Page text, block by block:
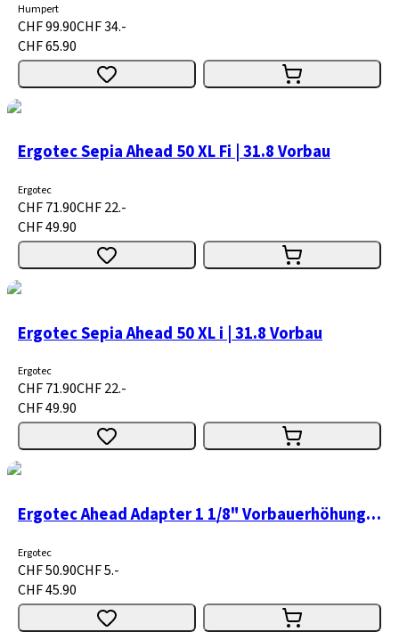
Humpert
CHF 99.90CHF 34.-
CHF 65.90
Ergotec Sepia Ahead 50 XL Fi | 31.8 Vorbau
Ergotec
CHF 71.90CHF 22.-
CHF 49.90
Ergotec Sepia Ahead 50 XL i | 31.8 Vorbau
Ergotec
CHF 71.90CHF 22.-
CHF 49.90
Ergotec Ahead Adapter 1 1/8" Vorbauerhöhung Level 6
Ergotec
CHF 50.90CHF 5.-
CHF 45.90